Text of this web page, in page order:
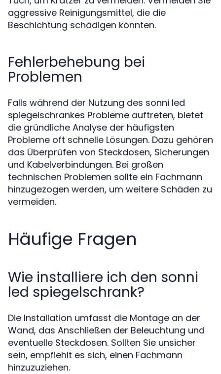
aggressive Reinigungsmittel, die die
Beschichtung schädigen könnten.
Fehlerbehebung bei
Problemen
Falls während der Nutzung des sonni led
spiegelschrankes Probleme auftreten, bietet
die gründliche Analyse der häufigsten
Probleme oft schnelle Lösungen. Dazu gehören
das Überprüfen von Steckdosen, Sicherungen
und Kabelverbindungen. Bei großen
technischen Problemen sollte ein Fachmann
hinzugezogen werden, um weitere Schäden zu
vermeiden.
Häufige Fragen
Wie installiere ich den sonni
led spiegelschrank?
Die Installation umfasst die Montage an der
Wand, das Anschließen der Beleuchtung und
eventuelle Steckdosen. Sollten Sie unsicher
sein, empfiehlt es sich, einen Fachmann
hinzuzuziehen.